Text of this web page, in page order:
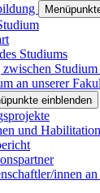
Studiums
zwischen
an unserer
einblenden
und
innen